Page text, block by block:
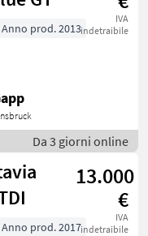
IVA
indetraibile
Anno prod. 2013
Da 3 giorni online
13.000
€
IVA
indetraibile
Anno prod. 2017